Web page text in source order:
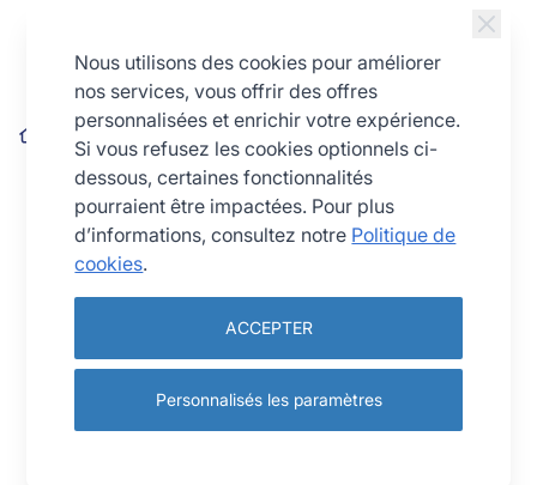
Balance mécanique 5kg
Nous utilisons des cookies pour améliorer
nos services, vous offrir des offres
personnalisées et enrichir votre expérience.
Si vous refusez les cookies optionnels ci-
dessous, certaines fonctionnalités
pourraient être impactées. Pour plus
d’informations, consultez notre Politique de
cookies.
ACCEPTER
Personnalisés les paramètres